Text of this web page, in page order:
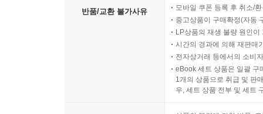
반품/교환 불가사유
모바일 쿠폰 등록 후 취소/
중고상품이 구매확정(자동
LP상품의 재생 불량 원인
시간의 경과에 의해 재판매
전자상거래 등에서의 소비
eBook 세트 상품은 일괄 구
1개의 상품으로 취급 및 판
우, 세트 상품 전부 및 세트